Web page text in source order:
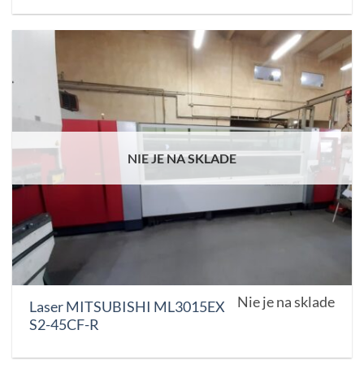
NIE JE NA SKLADE
Laser MITSUBISHI ML3015EX
S2-45CF-R
Nie je na sklade